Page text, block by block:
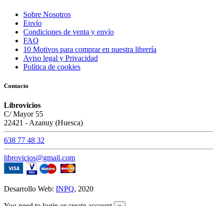
Sobre Nosotros
Envío
Condiciones de venta y envío
FAQ
10 Motivos para comprar en nuestra librería
Aviso legal y Privacidad
Política de cookies
Contacto
Librovicios
C/ Mayor 55
22421 - Azanuy (Huesca)
638 77 48 32
librovicios@gmail.com
Desarrollo Web: INPQ, 2020